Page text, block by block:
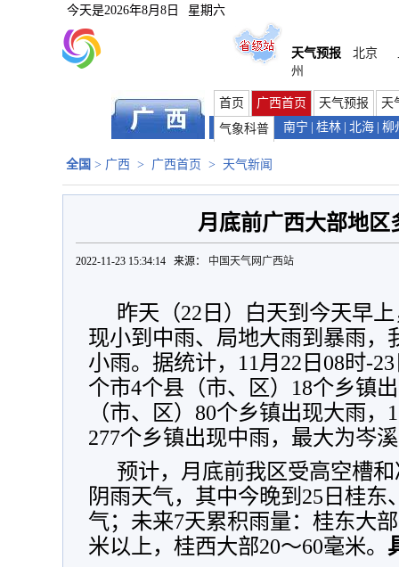
今天是2026年8月8日 星期六
天气预报 北京
州
首页 广西首页 天气预报
天
气象科普
南宁 桂林 北海 柳
全国 > 广西 > 广西首页 > 天气新闻
月底前广西大部地区
2022-11-23 15:34:14 来源： 中国天气网广西站
昨天（22日）白天到今天早
现小到中雨、局地大雨到暴雨，
小雨。据统计，11月22日08时-
个市4个县（市、区）18个乡镇
（市、区）80个乡镇出现大雨
277个乡镇出现中雨，最大为岑
预计，月底前我区受高空槽
阴雨天气，其中今晚到25日桂
气；未来7天累积雨量：桂东大
米以上，桂西大部20～60毫米。